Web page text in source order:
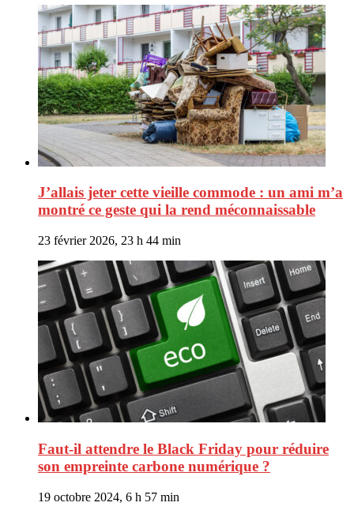
J’allais jeter cette vieille commode : un ami m’a
montré ce geste qui la rend méconnaissable
23 février 2026, 23 h 44 min
Faut-il attendre le Black Friday pour réduire
son empreinte carbone numérique ?
19 octobre 2024, 6 h 57 min